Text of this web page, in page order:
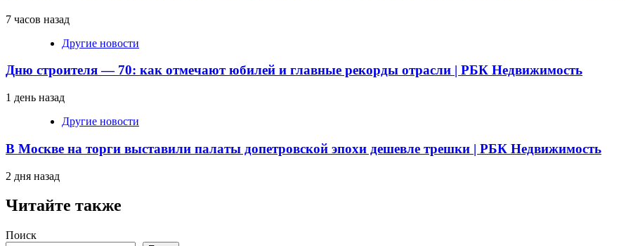
7 часов назад
Другие новости
Дню строителя — 70: как отмечают юбилей и главные рекорды отрасли | РБК Недвижимость
1 день назад
Другие новости
В Москве на торги выставили палаты допетровской эпохи дешевле трешки | РБК Недвижимость
2 дня назад
Читайте также
Поиск